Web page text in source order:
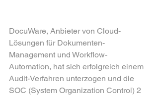
DocuWare, Anbieter von Cloud-
Lösungen für Dokumenten-
Management und Workflow-
Automation, hat sich erfolgreich einem
Audit-Verfahren unterzogen und die
SOC (System Organization Control) 2